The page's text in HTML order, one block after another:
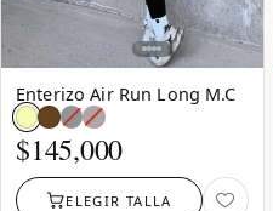
Enterizo Air Run Long M.C
Negro:
agotado
Vinotinto:
agotado
$145,000
ELEGIR TALLA